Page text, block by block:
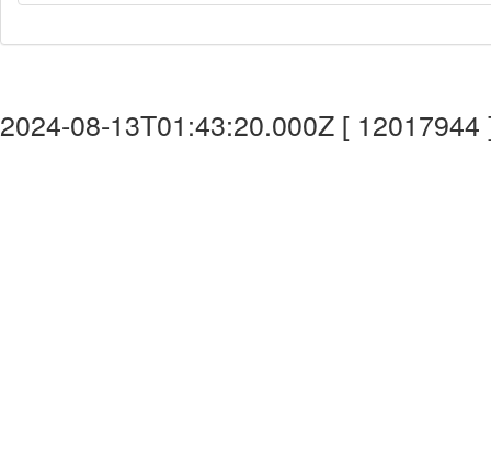
2024-08-13T01:43:20.000Z [ 12017944